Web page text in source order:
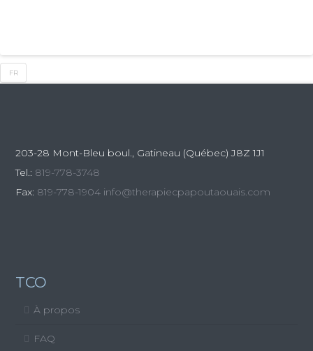
FR
203-28 Mont-Bleu boul., Gatineau (Québec)J8Z 1J1
Tel.: 819-778-3748
Fax: 819-778-1904 info@therapiecpapoutaouais.com
TCO
À propos
FAQ